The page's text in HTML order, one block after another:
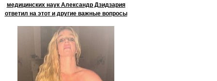
медицинских наук Александр Дзидзария
ответил на этот и другие важные вопросы